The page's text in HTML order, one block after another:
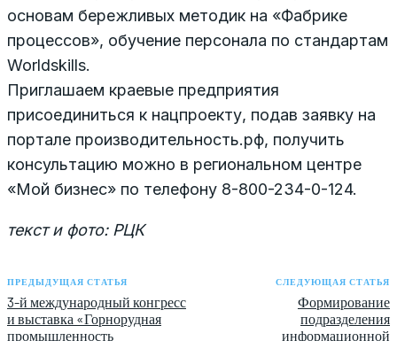
основам бережливых методик на «Фабрике
процессов», обучение персонала по стандартам
Worldskills.
Приглашаем краевые предприятия
присоединиться к нацпроекту, подав заявку на
портале производительность.рф, получить
консультацию можно в региональном центре
«Мой бизнес» по телефону 8-800-234-0-124.
текст и фото: РЦК
ПРЕДЫДУЩАЯ СТАТЬЯ
3-й международный конгресс
и выставка «Горнорудная
промышленность
СЛЕДУЮЩАЯ СТАТЬЯ
Формирование
подразделения
информационной